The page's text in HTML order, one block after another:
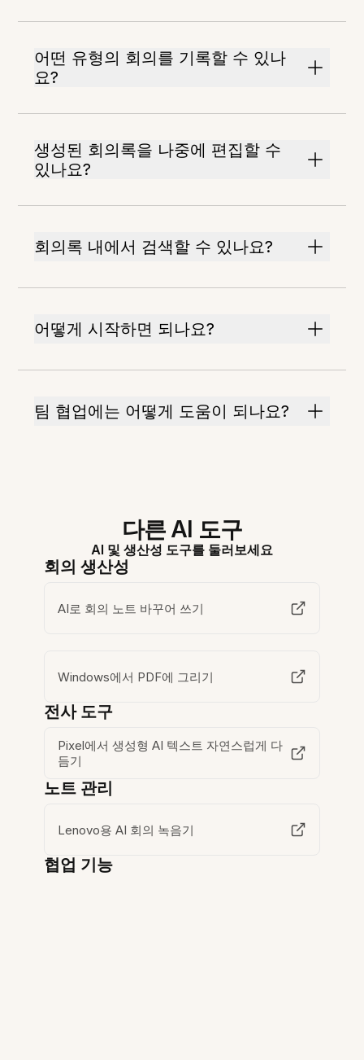
어떤 유형의 회의를 기록할 수 있나
요?
생성된 회의록을 나중에 편집할 수
있나요?
회의록 내에서 검색할 수 있나요?
어떻게 시작하면 되나요?
팀 협업에는 어떻게 도움이 되나요?
다른 AI 도구
AI 및 생산성 도구를 둘러보세요
회의 생산성
AI로 회의 노트 바꾸어 쓰기
Windows에서 PDF에 그리기
전사 도구
Pixel에서 생성형 AI 텍스트 자연스럽게 다
듬기
노트 관리
Lenovo용 AI 회의 녹음기
협업 기능